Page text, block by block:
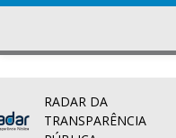
RADAR DA
TRANSPARÊNCIA